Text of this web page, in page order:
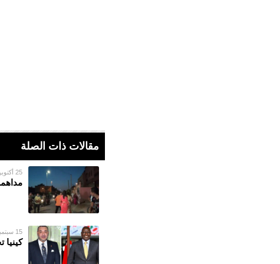
مقالات ذات الصلة
25 أكتوبر 2022
15 سبتمبر 2022